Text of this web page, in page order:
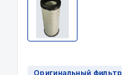
Оригинальный фильтр